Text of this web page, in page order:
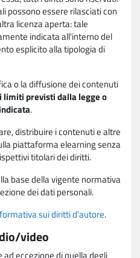
possono essere rilasciati con
licenza aperta: tale
indicata all'interno del
esplicito alla tipologia di
o la diffusione dei contenuti
limiti previsti dalla legge o
.
distribuire i contenuti e altre
piattaforma elearning senza
titolari dei diritti.
base della vigente normativa
dei dati personali.
sui diritti d'autore.
video
eccezione di quella degli